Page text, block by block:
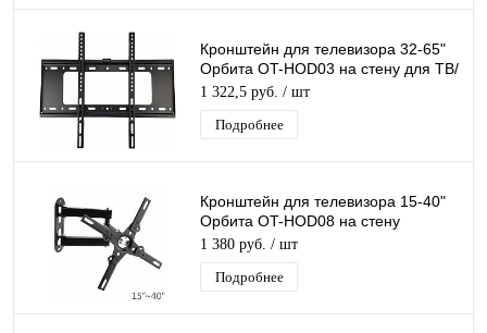
Кронштейн для телевизора 32-65"
Орбита OT-HOD03 на стену для ТВ/
Монитора
1 322,5 руб. / шт
Подробнее
Кронштейн для телевизора 15-40"
Орбита OT-HOD08 на стену
наклонный поворотный для ТВ/
Монитора
1 380 руб. / шт
Подробнее